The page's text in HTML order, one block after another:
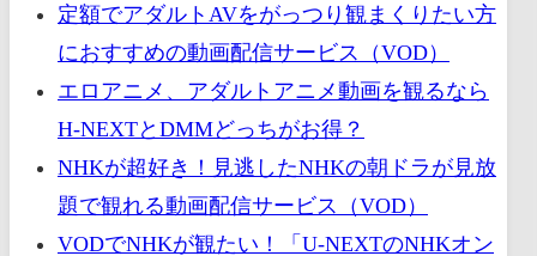
定額でアダルトAVをがっつり観まくりたい方
におすすめの動画配信サービス（VOD）
エロアニメ、アダルトアニメ動画を観るなら
H-NEXTとDMMどっちがお得？
NHKが超好き！見逃したNHKの朝ドラが見放
題で観れる動画配信サービス（VOD）
VODでNHKが観たい！「U-NEXTのNHKオン